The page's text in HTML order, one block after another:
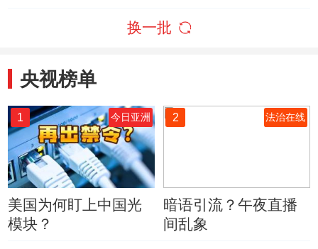
村“下山”
换一批
央视榜单
1 今日亚洲
美国为何盯上中国光
模块？
2 法治在线
暗语引流？午夜直播
间乱象